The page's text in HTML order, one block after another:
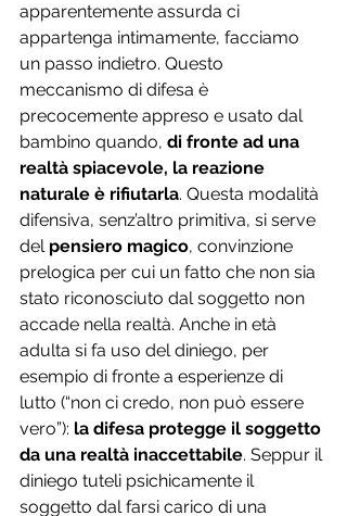
apparentemente assurda ci
appartenga intimamente, facciamo
un passo indietro. Questo
meccanismo di difesa è
precocemente appreso e usato dal
bambino quando, di fronte ad una
realtà spiacevole, la reazione
naturale è rifiutarla. Questa modalità
difensiva, senz’altro primitiva, si serve
del pensiero magico, convinzione
prelogica per cui un fatto che non sia
stato riconosciuto dal soggetto non
accade nella realtà. Anche in età
adulta si fa uso del diniego, per
esempio di fronte a esperienze di
lutto (“non ci credo, non può essere
vero”): la difesa protegge il soggetto
da una realtà inaccettabile. Seppur il
diniego tuteli psichicamente il
soggetto dal farsi carico di una